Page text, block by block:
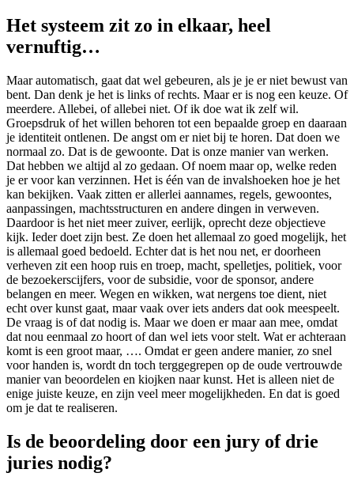
Het systeem zit zo in elkaar, heel
vernuftig…
Maar automatisch, gaat dat wel gebeuren, als je je er niet bewust van
bent. Dan denk je het is links of rechts. Maar er is nog een keuze. Of
meerdere. Allebei, of allebei niet. Of ik doe wat ik zelf wil.
Groepsdruk of het willen behoren tot een bepaalde groep en daaraan
je identiteit ontlenen. De angst om er niet bij te horen. Dat doen we
normaal zo. Dat is de gewoonte. Dat is onze manier van werken.
Dat hebben we altijd al zo gedaan. Of noem maar op, welke reden
je er voor kan verzinnen. Het is één van de invalshoeken hoe je het
kan bekijken. Vaak zitten er allerlei aannames, regels, gewoontes,
aanpassingen, machtsstructuren en andere dingen in verweven.
Daardoor is het niet meer zuiver, eerlijk, oprecht deze objectieve
kijk. Ieder doet zijn best. Ze doen het allemaal zo goed mogelijk, het
is allemaal goed bedoeld. Echter dat is het nou net, er doorheen
verheven zit een hoop ruis en troep, macht, spelletjes, politiek, voor
de bezoekerscijfers, voor de subsidie, voor de sponsor, andere
belangen en meer. Wegen en wikken, wat nergens toe dient, niet
echt over kunst gaat, maar vaak over iets anders dat ook meespeelt.
De vraag is of dat nodig is. Maar we doen er maar aan mee, omdat
dat nou eenmaal zo hoort of dan wel iets voor stelt. Wat er achteraan
komt is een groot maar, …. Omdat er geen andere manier, zo snel
voor handen is, wordt dn toch terggegrepen op de oude vertrouwde
manier van beoordelen en kiojken naar kunst. Het is alleen niet de
enige juiste keuze, en zijn veel meer mogelijkheden. En dat is goed
om je dat te realiseren.
Is de beoordeling door een jury of drie
juries nodig?